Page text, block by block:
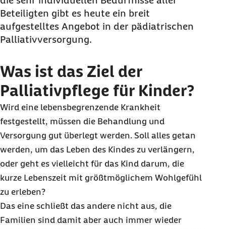
Palliativpflege gibt es?
Welche Stationäre Hilfen für die Palliativpflege
von Kindern gibt es?
Palliativpflege von Kindern?
Beteiligten gibt es heute ein breit
aufgestelltes Angebot in der pädiatrischen
Palliativversorgung.
Was ist das Ziel der
Palliativpflege für Kinder?
Wird eine lebensbegrenzende Krankheit
festgestellt, müssen die Behandlung und
Versorgung gut überlegt werden. Soll alles getan
werden, um das Leben des Kindes zu verlängern,
oder geht es vielleicht für das Kind darum, die
kurze Lebenszeit mit größtmöglichem Wohlgefühl
zu erleben?
Das eine schließt das andere nicht aus, die
Familien sind damit aber auch immer wieder